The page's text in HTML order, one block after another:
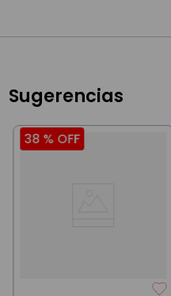
Sugerencias
38 % OFF